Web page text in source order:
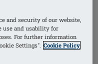
and security of our website,
use and usability for
For further information
Settings". Cookie Policy